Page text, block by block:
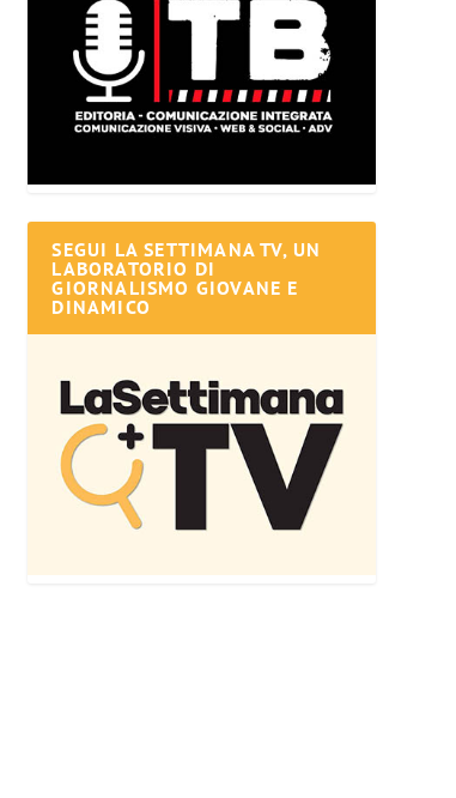
SEGUI LA SETTIMANA TV, UN
LABORATORIO DI
GIORNALISMO GIOVANE E
DINAMICO